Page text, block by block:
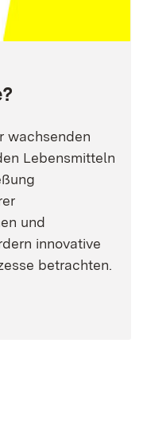
wachsenden
Lebensmitteln
und
innovative
betrachten.